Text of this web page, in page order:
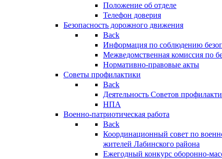
Положение об отделе
Телефон доверия
Безопасность дорожного движения
Back
Информация по соблюдению
Межведомственная комиссия по
Нормативно-правовые акты
Советы профилактики
Back
Деятельность Советов
НПА
Военно-патриотическая работа
Back
Координационный совет по
жителей Лабинского района
Ежегодный конкурс оборонно-